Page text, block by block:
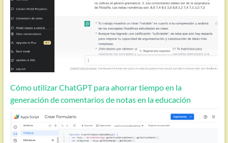
Cómo utilizar ChatGPT para ahorrar tiempo en la
generación de comentarios de notas en la educación